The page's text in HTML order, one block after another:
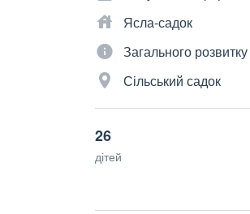
Ясла-садок
Загального розвитку
Сільський садок
26
дітей